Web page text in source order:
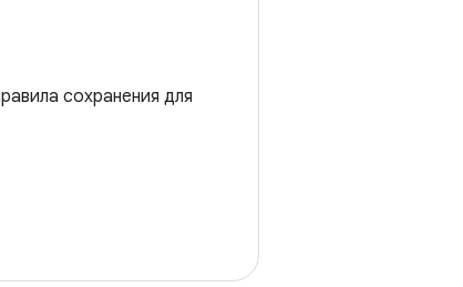
сохранения для